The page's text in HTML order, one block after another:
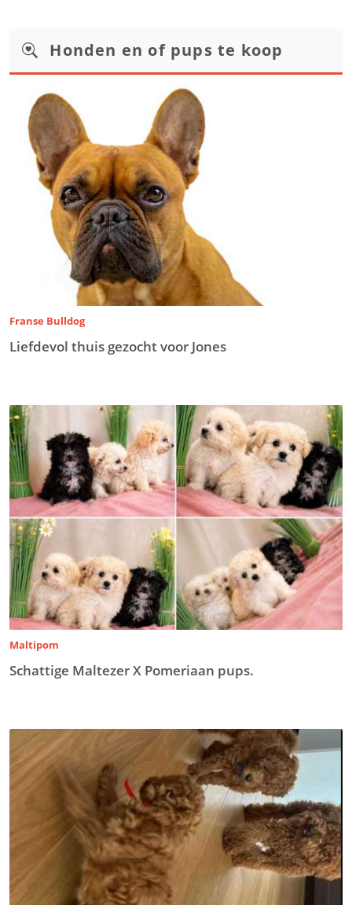
Honden en of pups te koop
Franse Bulldog
Liefdevol thuis gezocht voor Jones
Maltipom
Schattige Maltezer X Pomeriaan pups.